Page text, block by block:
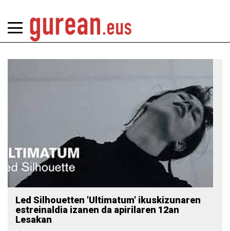
Led Silhouetten 'Ultimatum' ikuskizunaren
estreinaldia izanen da apirilaren 12an
Lesakan